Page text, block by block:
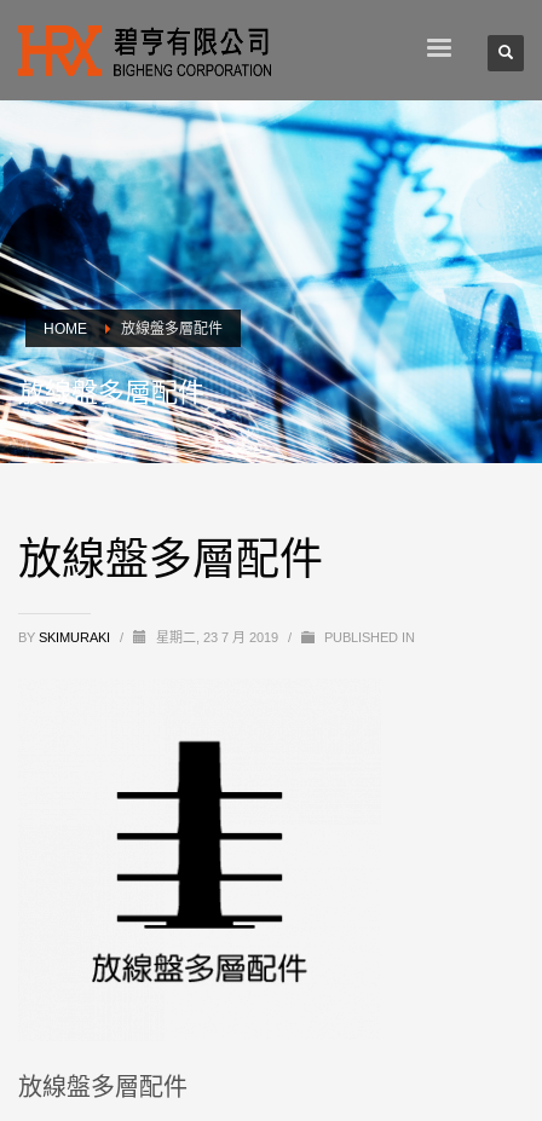
HOME 放線盤多層配件
放線盤多層配件
放線盤多層配件
BY SKIMURAKI / 星期二, 23 7 月 2019 / PUBLISHED IN
放線盤多層配件